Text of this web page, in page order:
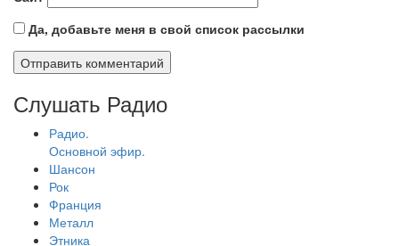
Да, добавьте меня в свой список рассылки
Слушать Радио
Радио.
Основной эфир.
Шансон
Рок
Франция
Металл
Этника